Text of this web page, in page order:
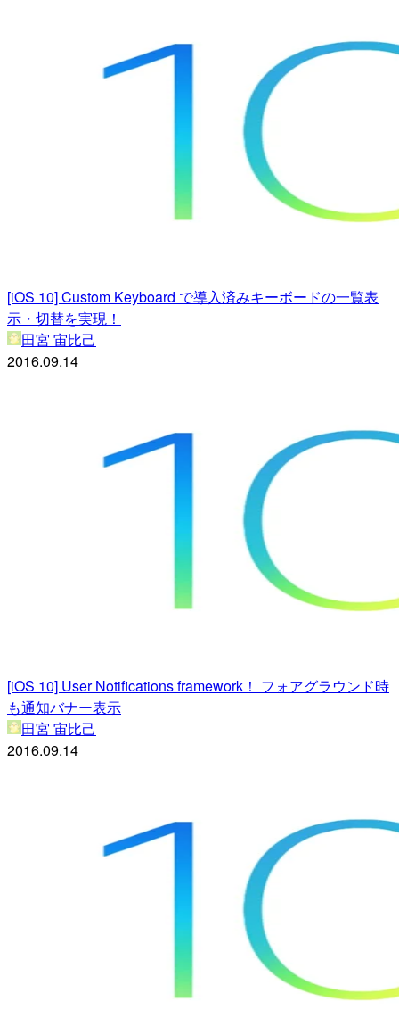
[iOS 10] Custom Keyboard で導入済みキーボードの一覧表
示・切替を実現！
田宮 宙比己
2016.09.14
[iOS 10] User Notifications framework！ フォアグラウンド時
も通知バナー表示
田宮 宙比己
2016.09.14